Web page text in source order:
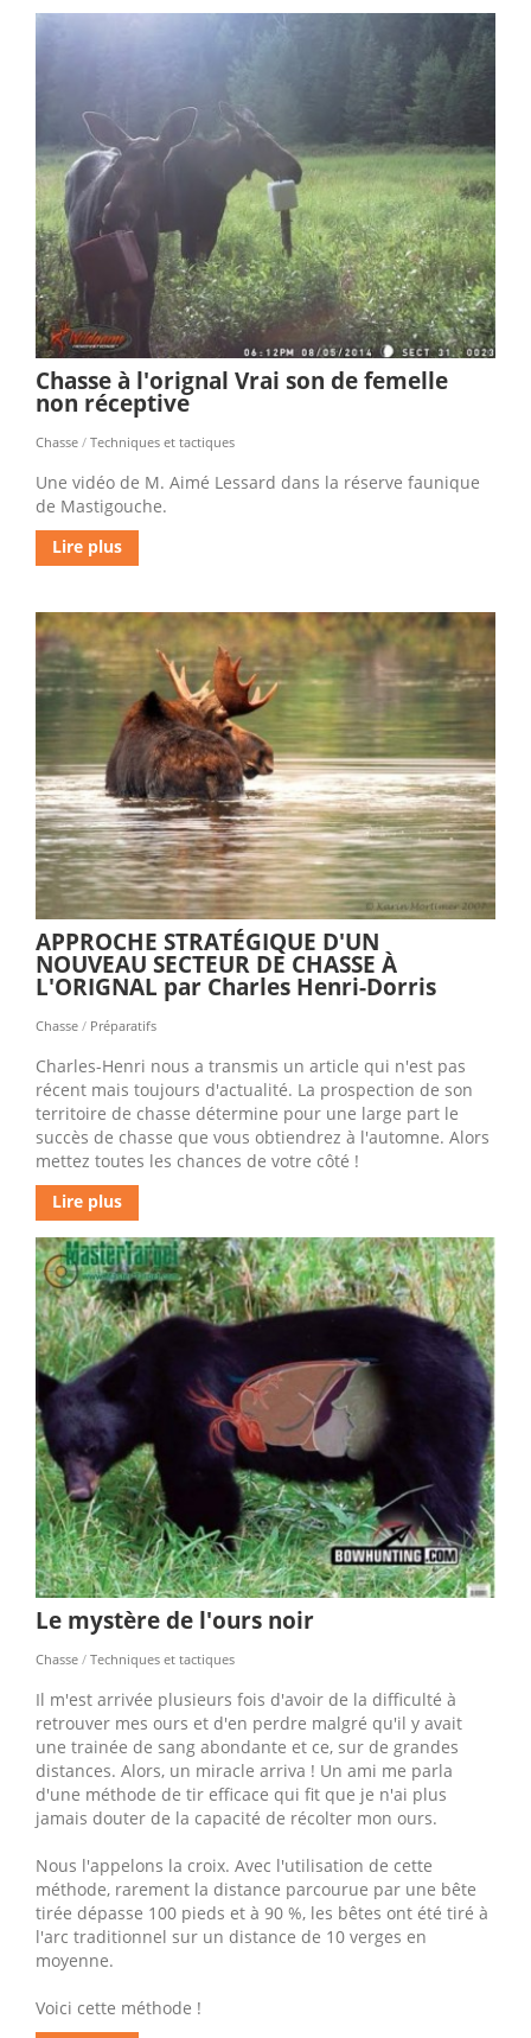
Chasse à l'orignal Vrai son de femelle
non réceptive
Chasse / Techniques et tactiques
Une vidéo de M. Aimé Lessard dans la réserve faunique
de Mastigouche.
Lire plus
APPROCHE STRATÉGIQUE D'UN
NOUVEAU SECTEUR DE CHASSE À
L'ORIGNAL par Charles Henri-Dorris
Chasse / Préparatifs
Charles-Henri nous a transmis un article qui n'est pas
récent mais toujours d'actualité. La prospection de son
territoire de chasse détermine pour une large part le
succès de chasse que vous obtiendrez à l'automne. Alors
mettez toutes les chances de votre côté !
Lire plus
Le mystère de l'ours noir
Chasse / Techniques et tactiques
Il m'est arrivée plusieurs fois d'avoir de la difficulté à
retrouver mes ours et d'en perdre malgré qu'il y avait
une trainée de sang abondante et ce, sur de grandes
distances. Alors, un miracle arriva ! Un ami me parla
d'une méthode de tir efficace qui fit que je n'ai plus
jamais douter de la capacité de récolter mon ours.
Nous l'appelons la croix. Avec l'utilisation de cette
méthode, rarement la distance parcourue par une bête
tirée dépasse 100 pieds et à 90 %, les bêtes ont été tiré à
l'arc traditionnel sur un distance de 10 verges en
moyenne.
Voici cette méthode !